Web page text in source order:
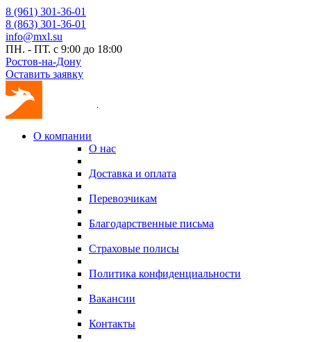
8 (961) 301-36-01
8 (863) 301-36-01
info@mxl.su
ПН. - ПТ. с 9:00 до 18:00
Ростов-на-Дону
Оставить заявку
О компании
О нас
Доставка и оплата
Перевозчикам
Благодарственные письма
Страховые полисы
Политика конфиденциальности
Вакансии
Контакты